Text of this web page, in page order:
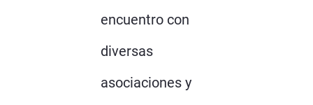
encuentro con
diversas
asociaciones y